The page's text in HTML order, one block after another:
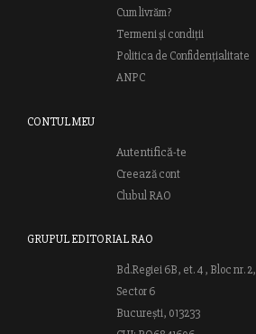
Cum livrăm?
Termeni și condiții
Politica de Confidențialitate
ANPC
CONTUL MEU
Autentifică-te
Creează cont
Clubul RAO
GRUPUL EDITORIAL RAO
Bd.Regiei 6B, et. 4 , Bloc nr. 2,
Sector 6
București, 013233